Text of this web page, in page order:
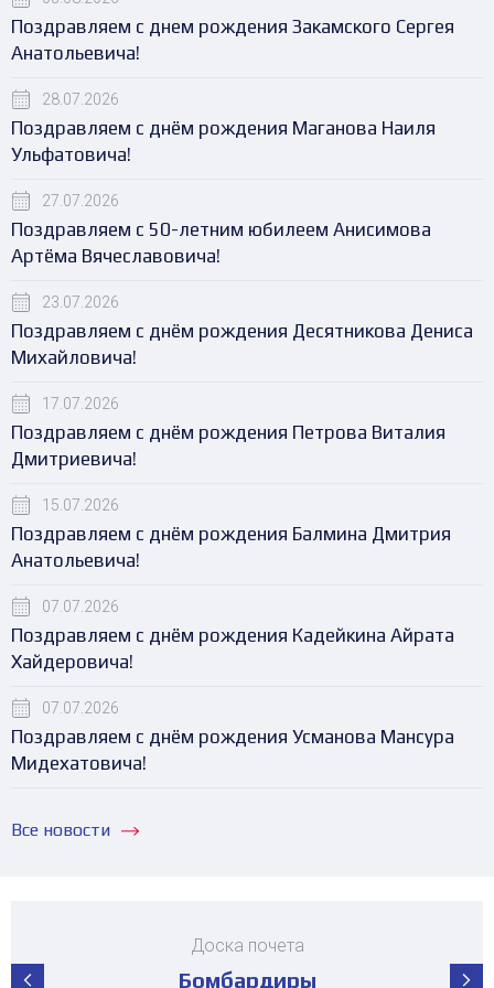
Поздравляем с днем рождения Закамского Сергея
Анатольевича!
28.07.2026
Поздравляем с днём рождения Маганова Наиля
Ульфатовича!
27.07.2026
Поздравляем с 50-летним юбилеем Анисимова
Артёма Вячеславовича!
23.07.2026
Поздравляем с днём рождения Десятникова Дениса
Михайловича!
17.07.2026
Поздравляем с днём рождения Петрова Виталия
Дмитриевича!
15.07.2026
Поздравляем с днём рождения Балмина Дмитрия
Анатольевича!
07.07.2026
Поздравляем с днём рождения Кадейкина Айрата
Хайдеровича!
07.07.2026
Поздравляем с днём рождения Усманова Мансура
Мидехатовича!
Все новости
Доска почета
Бомбардиры